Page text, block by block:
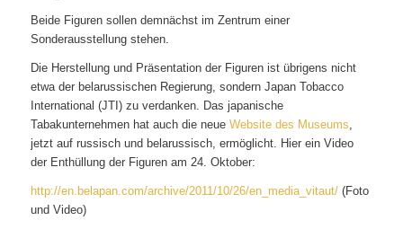
Beide Figuren sollen demnächst im Zentrum einer
Sonderausstellung stehen.
Die Herstellung und Präsentation der Figuren ist übrigens nicht
etwa der belarussischen Regierung, sondern Japan Tobacco
International (JTI) zu verdanken. Das japanische
Tabakunternehmen hat auch die neue Website des Museums,
jetzt auf russisch und belarussisch, ermöglicht. Hier ein Video
der Enthüllung der Figuren am 24. Oktober:
http://en.belapan.com/archive/2011/10/26/en_media_vitaut/(Foto
und Video)